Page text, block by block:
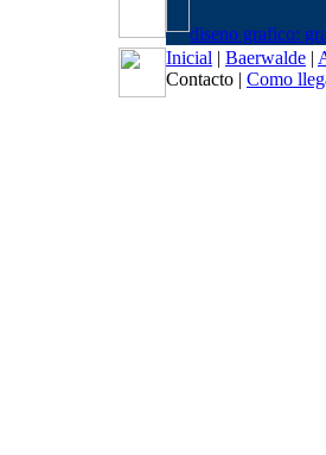
diseno grafico:
Inicial | Baerwalde |
Contacto | Como